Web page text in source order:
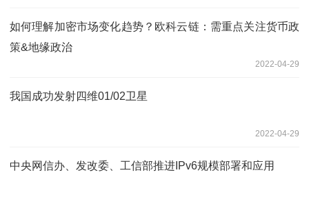
如何理解加密市场变化趋势？欧科云链：需重点关注货币政
策&地缘政治
2022-04-29
我国成功发射四维01/02卫星
2022-04-29
中央网信办、发改委、工信部推进IPv6规模部署和应用